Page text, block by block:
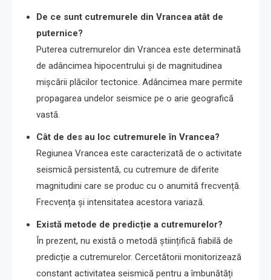
De ce sunt cutremurele din Vrancea atât de
puternice?
Puterea cutremurelor din Vrancea este determinată
de adâncimea hipocentrului și de magnitudinea
mișcării plăcilor tectonice. Adâncimea mare permite
propagarea undelor seismice pe o arie geografică
vastă.
Cât de des au loc cutremurele în Vrancea?
Regiunea Vrancea este caracterizată de o activitate
seismică persistentă, cu cutremure de diferite
magnitudini care se produc cu o anumită frecvență.
Frecvența și intensitatea acestora variază.
Există metode de predicție a cutremurelor?
În prezent, nu există o metodă științifică fiabilă de
predicție a cutremurelor. Cercetătorii monitorizează
constant activitatea seismică pentru a îmbunătăți